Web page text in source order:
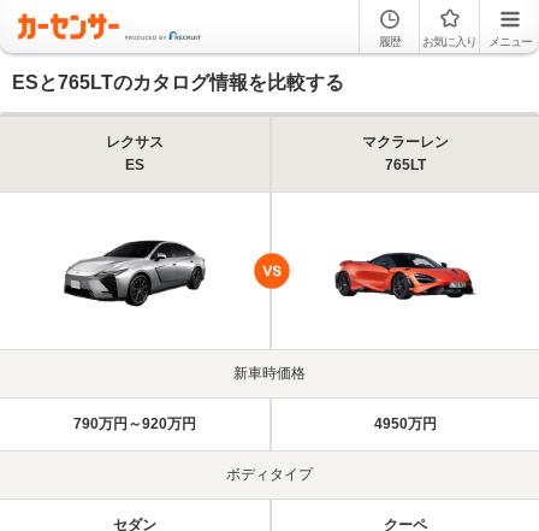
履歴 お気に入り メニュー
ESと765LTのカタログ情報を比較する
レクサス
ES
マクラーレン
765LT
新車時価格
790万円～920万円 4950万円
ボディタイプ
セダン クーペ